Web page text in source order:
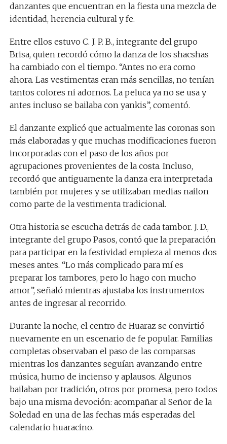
danzantes que encuentran en la fiesta una mezcla de
identidad, herencia cultural y fe.
Entre ellos estuvo C. J. P. B., integrante del grupo
Brisa, quien recordó cómo la danza de los shacshas
ha cambiado con el tiempo. “Antes no era como
ahora. Las vestimentas eran más sencillas, no tenían
tantos colores ni adornos. La peluca ya no se usa y
antes incluso se bailaba con yankis”, comentó.
El danzante explicó que actualmente las coronas son
más elaboradas y que muchas modificaciones fueron
incorporadas con el paso de los años por
agrupaciones provenientes de la costa. Incluso,
recordó que antiguamente la danza era interpretada
también por mujeres y se utilizaban medias nailon
como parte de la vestimenta tradicional.
Otra historia se escucha detrás de cada tambor. J. D.,
integrante del grupo Pasos, contó que la preparación
para participar en la festividad empieza al menos dos
meses antes. “Lo más complicado para mí es
preparar los tambores, pero lo hago con mucho
amor”, señaló mientras ajustaba los instrumentos
antes de ingresar al recorrido.
Durante la noche, el centro de Huaraz se convirtió
nuevamente en un escenario de fe popular. Familias
completas observaban el paso de las comparsas
mientras los danzantes seguían avanzando entre
música, humo de incienso y aplausos. Algunos
bailaban por tradición, otros por promesa, pero todos
bajo una misma devoción: acompañar al Señor de la
Soledad en una de las fechas más esperadas del
calendario huaracino.